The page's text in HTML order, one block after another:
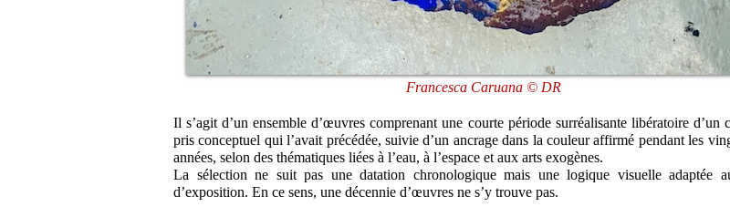
Francesca Caruana © DR
Il s’agit d’un ensemble d’œuvres comprenant une courte période surréalisante libératoire d’un
pris conceptuel qui l’avait précédée, suivie d’un ancrage dans la couleur affirmé pendant les
années, selon des thématiques liées à l’eau, à l’espace et aux arts exogènes.
La sélection ne suit pas une datation chronologique mais une logique visuelle adaptée
d’exposition. En ce sens, une décennie d’œuvres ne s’y trouve pas.